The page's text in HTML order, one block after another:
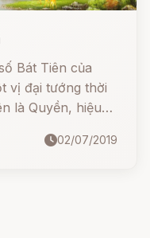
Bát Tiên của
vị đại tướng thời
là Quyền, hiệu
02/07/2019